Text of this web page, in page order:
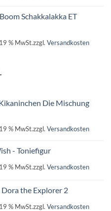
Schakkalakka ET
% MwSt.zzgl. Versandkosten
Die Mischung
% MwSt.zzgl. Versandkosten
- Toniefigur
% MwSt.zzgl. Versandkosten
the Explorer 2
% MwSt.zzgl. Versandkosten